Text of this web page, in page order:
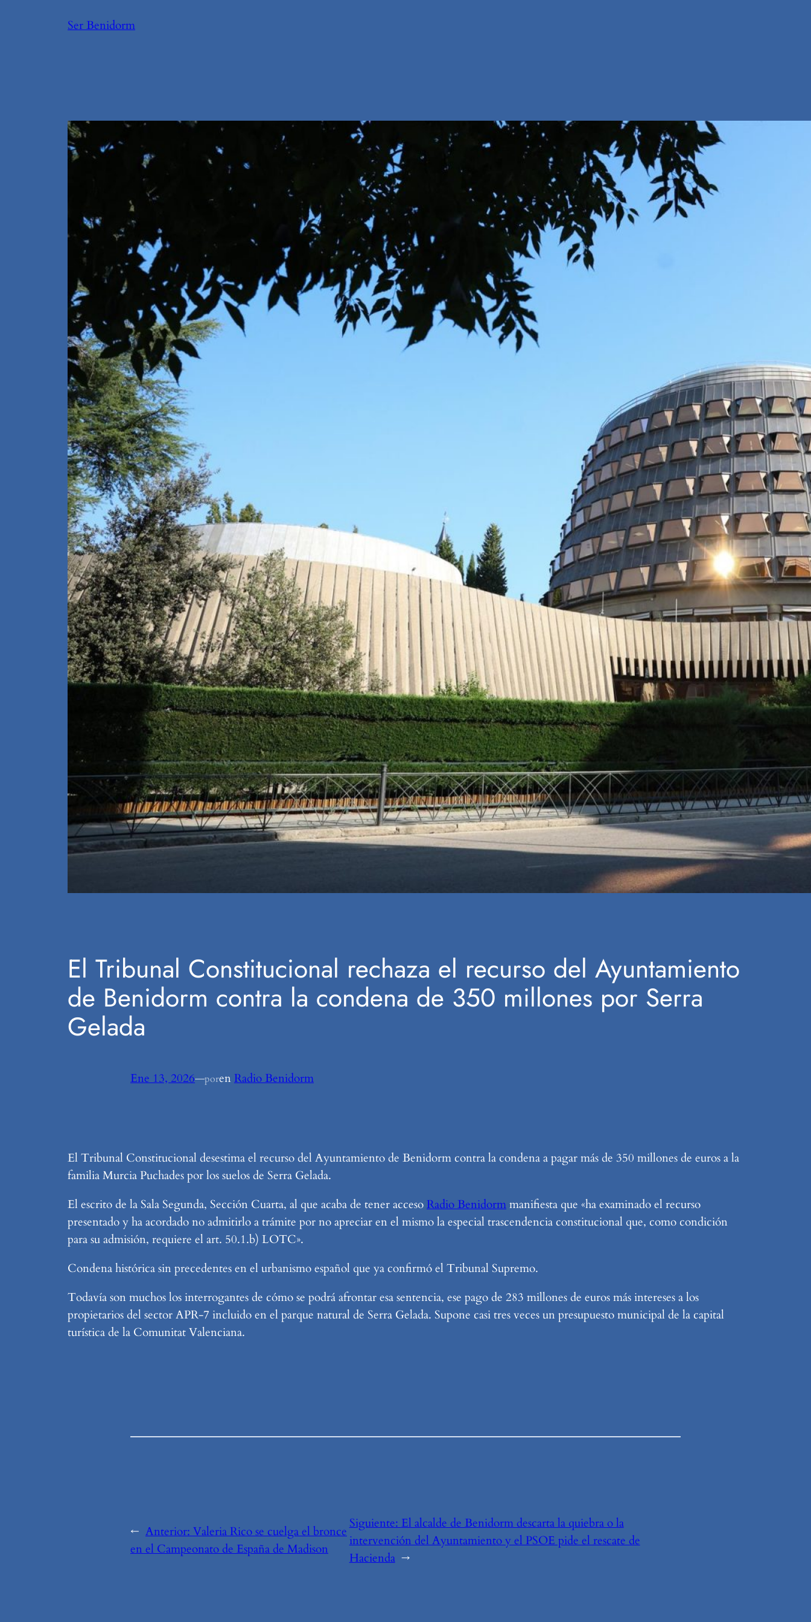
Ser Benidorm
El Tribunal Constitucional rechaza el recurso del Ayuntamiento
de Benidorm contra la condena de 350 millones por Serra
Gelada
Ene 13, 2026—poren Radio Benidorm
El Tribunal Constitucional desestima el recurso del Ayuntamiento de Benidorm contra la condena a pagar más de 350 millones de euros a la
familia Murcia Puchades por los suelos de Serra Gelada.
El escrito de la Sala Segunda, Sección Cuarta, al que acaba de tener acceso Radio Benidormmanifiesta que «ha examinado el recurso
presentado y ha acordado no admitirlo a trámite por no apreciar en el mismo la especial trascendencia constitucional que, como condición
para su admisión, requiere el art. 50.1.b) LOTC».
Condena histórica sin precedentes en el urbanismo español que ya confirmó el Tribunal Supremo.
Todavía son muchos los interrogantes de cómo se podrá afrontar esa sentencia, ese pago de 283 millones de euros más intereses a los
propietarios del sector APR-7 incluido en el parque natural de Serra Gelada. Supone casi tres veces un presupuesto municipal de la capital
turística de la Comunitat Valenciana.
← Anterior:Valeria Rico se cuelga el bronce
en el Campeonato de España de Madison
Siguiente: El alcalde de Benidorm descarta la quiebra o la
intervención del Ayuntamiento y el PSOE pide el rescate de
Hacienda →